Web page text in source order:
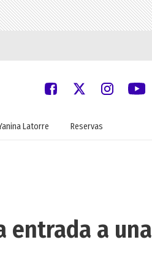
Latorre Reservas
entrada a una